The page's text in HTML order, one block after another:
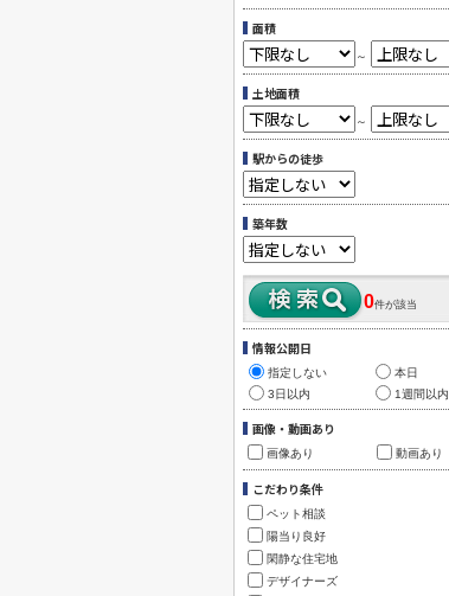
面積
～
土地面積
～
駅からの徒歩
築年数
0件が該当
情報公開日
指定しない
本日
3日以内
1週間以内
画像・動画あり
画像あり 動画あり
こだわり条件
ペット相談
陽当り良好
閑静な住宅地
デザイナーズ